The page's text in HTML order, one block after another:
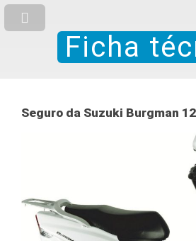
Ficha
Seguro da Suzuki Burgman